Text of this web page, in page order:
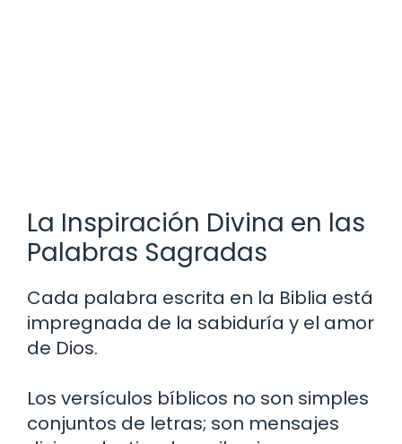
La Inspiración Divina en las
Palabras Sagradas
Cada palabra escrita en la Biblia está
impregnada de la sabiduría y el amor
de Dios.
Los versículos bíblicos no son simples
conjuntos de letras; son mensajes